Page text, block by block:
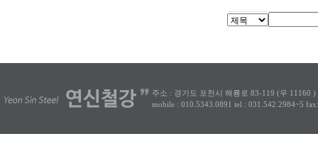
주소 : 경기도 포천시 해룡로 83-119 (우 11160 )
mobile : 010.5343.0891 tel : 031.542.2984~5